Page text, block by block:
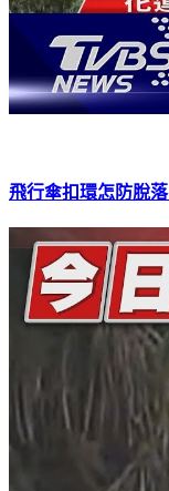
飛行傘扣環怎防脫